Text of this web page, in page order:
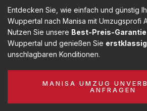
Entdecken Sie, wie einfach und günstig
Wuppertal nach Manisa mit Umzugsprofi
Nutzen Sie unsere Best-Preis-Garantie
Wuppertal und genießen Sie
unschlagbaren Konditionen.
MANISA UMZUG
ANFRAGEN